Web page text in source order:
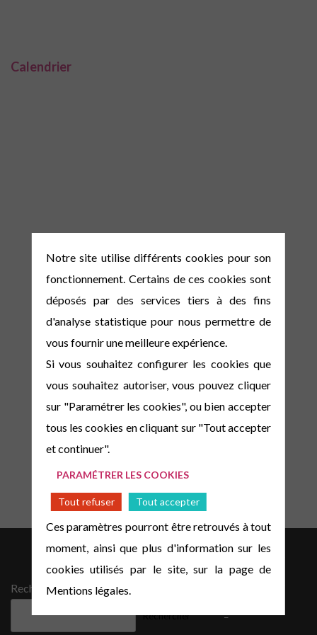
Calendrier
Mentions légales
_
Rechercher
Rechercher
Eglise protestante unie de
France
_
Notre site utilise différents cookies pour son
fonctionnement. Certains de ces cookies sont
déposés par des services tiers à des fins
d'analyse statistique pour nous permettre de
vous fournir une meilleure expérience.
Si vous souhaitez configurer les cookies que
vous souhaitez autoriser, vous pouvez cliquer
sur "Paramétrer les cookies", ou bien accepter
tous les cookies en cliquant sur "Tout accepter
et continuer".
PARAMÉTRER LES COOKIES
Tout refuser Tout accepter
Ces paramètres pourront être retrouvés à tout
moment, ainsi que plus d'information sur les
cookies utilisés par le site, sur la page de
Mentions légales.